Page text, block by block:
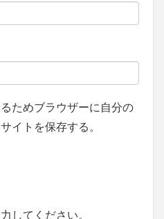
ためブラウザーに自分の
イトを保存する。
してください。